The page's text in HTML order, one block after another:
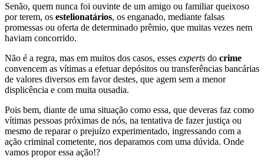
Senão, quem nunca foi ouvinte de um amigo ou familiar queixoso
por terem, os estelionatários, os enganado, mediante falsas
promessas ou oferta de determinado prêmio, que muitas vezes nem
haviam concorrido.
Não é a regra, mas em muitos dos casos, esses experts do crime
convencem as vítimas a efetuar depósitos ou transferências bancárias
de valores diversos em favor destes, que agem sem a menor
displicência e com muita ousadia.
Pois bem, diante de uma situação como essa, que deveras faz como
vítimas pessoas próximas de nós, na tentativa de fazer justiça ou
mesmo de reparar o prejuízo experimentado, ingressando com a
ação criminal cometente, nos deparamos com uma dúvida. Onde
vamos propor essa ação!?